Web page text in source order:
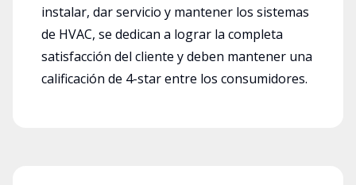
instalar, dar servicio y mantener los sistemas
de HVAC, se dedican a lograr la completa
satisfacción del cliente y deben mantener una
calificación de 4-star entre los consumidores.